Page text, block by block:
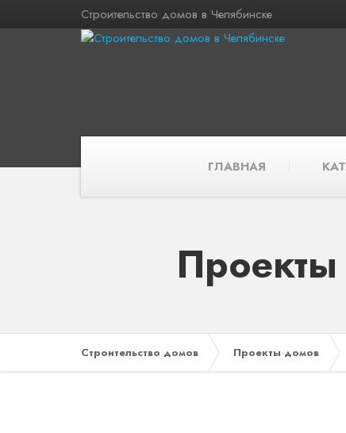
Строительство домов в Челябинске
ГЛАВНАЯ
Строительство домов Проекты домов